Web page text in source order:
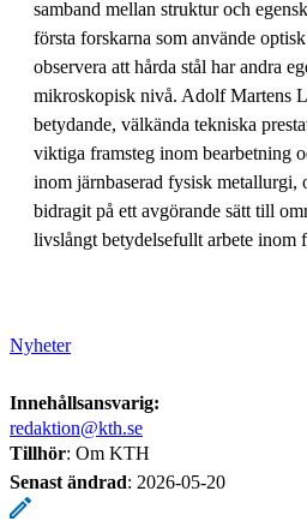
samband mellan struktur och
första forskarna som använde
observera att hårda stål har andra
mikroskopisk nivå. Adolf Martens
betydande, välkända tekniska
viktiga framsteg inom bearbetning
inom järnbaserad fysisk metallurgi,
bidragit på ett avgörande sätt till
livslångt betydelsefullt arbete inom
Nyheter
Innehållsansvarig:
redaktion@kth.se
Tillhör: Om KTH
Senast ändrad: 2026-05-20